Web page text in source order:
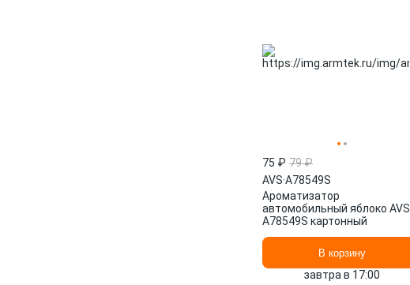
75 ₽ 79 ₽
AVS·A78549S
Ароматизатор
автомобильный яблоко AVS
A78549S картонный
В корзину
завтра в 17:00